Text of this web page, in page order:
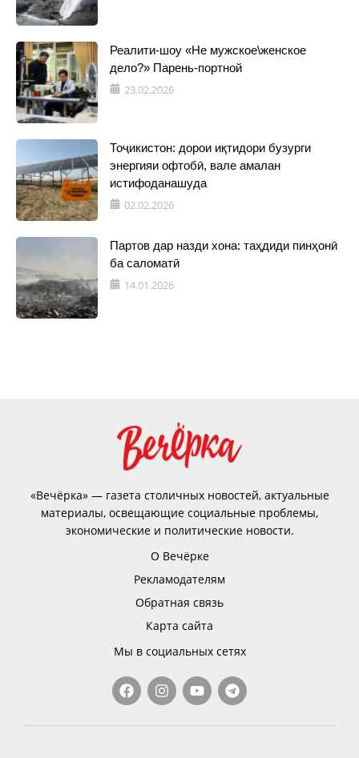
Реалити-шоу «Не мужское\женское
дело?» Парень-портной
23.02.2026
Тоҷикистон: дорои иқтидори бузурги
энергияи офтобӣ, вале амалан
истифоданашуда
02.02.2026
Партов дар назди хона: таҳдиди пинҳонӣ
ба саломатӣ
14.01.2026
«Вечёрка» — газета столичных новостей, актуальные
материалы, освещающие социальные проблемы,
экономические и политические новости.
О Вечёрке
Рекламодателям
Обратная связь
Карта сайта
Мы в социальных сетях